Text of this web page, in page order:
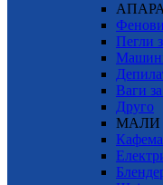
Пегли
Ваги
Друго
МАЛИ